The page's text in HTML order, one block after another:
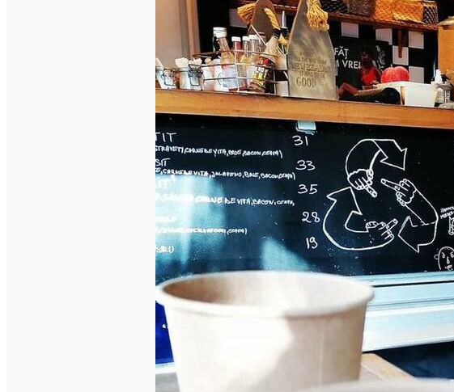
Încărcare vehicule electrice